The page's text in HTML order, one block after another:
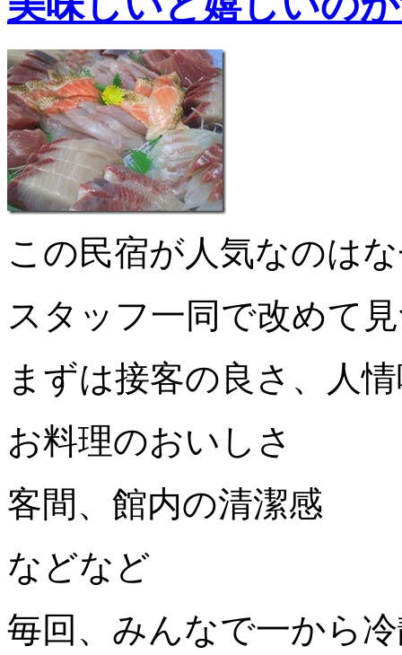
この民宿が人気なのは
スタッフ一同で改めて
まずは接客の良さ、人
お料理のおいしさ
客間、館内の清潔感
などなど
毎回、みんなで一から